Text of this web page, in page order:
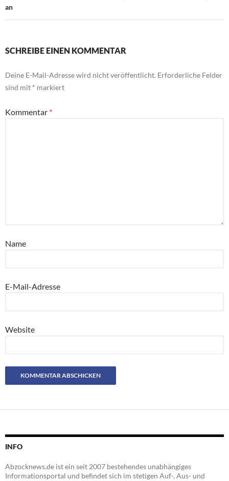
an
SCHREIBE EINEN KOMMENTAR
Deine E-Mail-Adresse wird nicht veröffentlicht. Erforderliche Felder
sind mit * markiert
Kommentar *
Name
E-Mail-Adresse
Website
INFO
Abzocknews.de ist ein seit 2007 bestehendes unabhängiges
Informationsportal und befindet sich im stetigen Auf-, Aus- und